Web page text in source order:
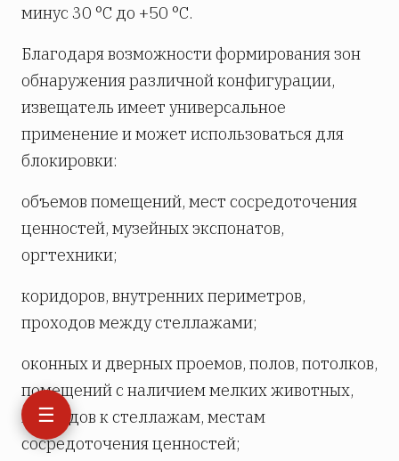
☰
минус 30 °С до +50 °С.
Благодаря возможности формирования зон
обнаружения различной конфигурации,
извещатель имеет универсальное
применение и может использоваться для
блокировки:
объемов помещений, мест сосредоточения
ценностей, музейных экспонатов,
оргтехники;
коридоров, внутренних периметров,
проходов между стеллажами;
оконных и дверных проемов, полов, потолков,
помещений с наличием мелких животных,
подходов к стеллажам, местам
сосредоточения ценностей;